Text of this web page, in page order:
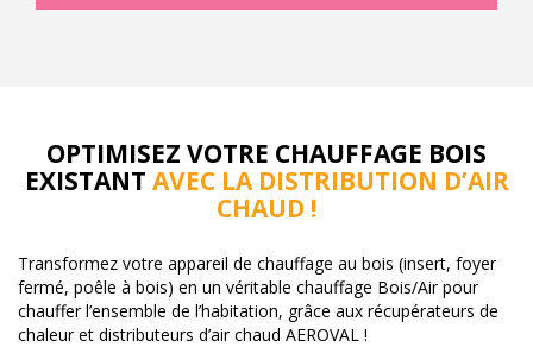
OPTIMISEZ VOTRE CHAUFFAGE BOIS
EXISTANT AVEC LA DISTRIBUTION D’AIR
CHAUD !
Transformez votre appareil de chauffage au bois (insert, foyer
fermé, poêle à bois) en un véritable chauffage Bois/Air pour
chauffer l’ensemble de l’habitation, grâce aux récupérateurs de
chaleur et distributeurs d’air chaud AEROVAL !